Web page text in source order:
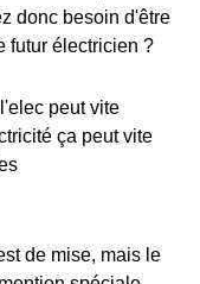
donc besoin d'être
futur électricien ?
peut vite
ça peut vite
de mise, mais le